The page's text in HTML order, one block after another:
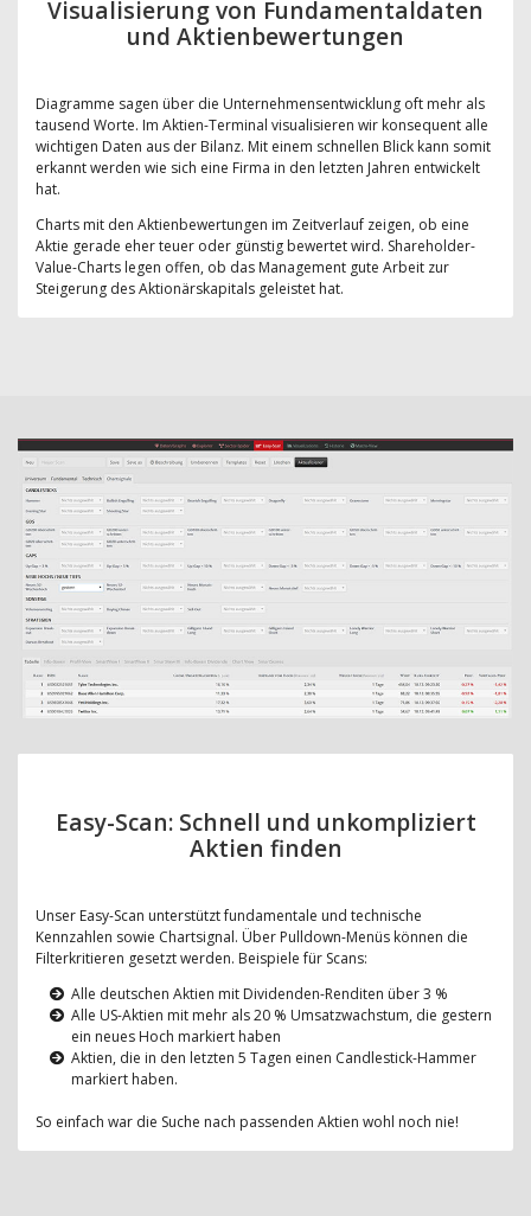
Visualisierung von Fundamentaldaten
und Aktienbewertungen
Diagramme sagen über die Unternehmensentwicklung oft mehr als
tausend Worte. Im Aktien-Terminal visualisieren wir konsequent alle
wichtigen Daten aus der Bilanz. Mit einem schnellen Blick kann somit
erkannt werden wie sich eine Firma in den letzten Jahren entwickelt
hat.
Charts mit den Aktienbewertungen im Zeitverlauf zeigen, ob eine
Aktie gerade eher teuer oder günstig bewertet wird. Shareholder-
Value-Charts legen offen, ob das Management gute Arbeit zur
Steigerung des Aktionärskapitals geleistet hat.
Easy-Scan: Schnell und unkompliziert
Aktien finden
Unser Easy-Scan unterstützt fundamentale und technische
Kennzahlen sowie Chartsignal. Über Pulldown-Menüs können die
Filterkritieren gesetzt werden. Beispiele für Scans:
Alle deutschen Aktien mit Dividenden-Renditen über 3 %
Alle US-Aktien mit mehr als 20 % Umsatzwachstum, die gestern
ein neues Hoch markiert haben
Aktien, die in den letzten 5 Tagen einen Candlestick-Hammer
markiert haben.
So einfach war die Suche nach passenden Aktien wohl noch nie!